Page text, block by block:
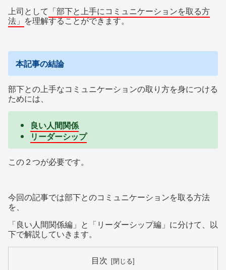
上司として 「部下と上手にコミュニケーションを取る方
法」 を理解することができます。
本記事の結論
部下との上手なコミュニケーションの取り方を身につける
ためには、
良い人間関係
リーダーシップ
この２つが必要です。
今回の記事では部下とのコミュニケーションを取る方法
を、
「良い人間関係編」と「リーダーシップ編」に分けて、以
下で解説していきます。
目次